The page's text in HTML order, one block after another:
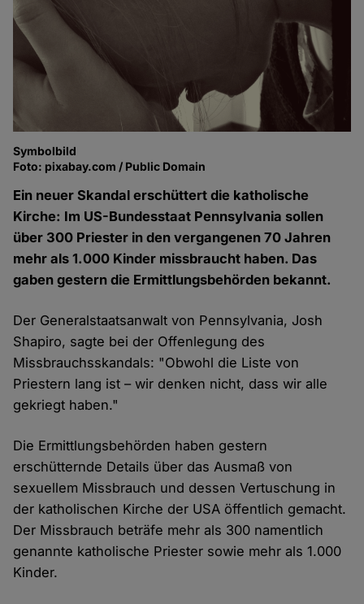
Symbolbild
Foto: pixabay.com / Public Domain
Ein neuer Skandal erschüttert die katholische
Kirche: Im US-Bundesstaat Pennsylvania sollen
über 300 Priester in den vergangenen 70 Jahren
mehr als 1.000 Kinder missbraucht haben. Das
gaben gestern die Ermittlungsbehörden bekannt.
Der Generalstaatsanwalt von Pennsylvania, Josh
Shapiro, sagte bei der Offenlegung des
Missbrauchsskandals: "Obwohl die Liste von
Priestern lang ist – wir denken nicht, dass wir alle
gekriegt haben."
Die Ermittlungsbehörden haben gestern
erschütternde Details über das Ausmaß von
sexuellem Missbrauch und dessen Vertuschung in
der katholischen Kirche der USA öffentlich gemacht.
Der Missbrauch beträfe mehr als 300 namentlich
genannte katholische Priester sowie mehr als 1.000
Kinder.